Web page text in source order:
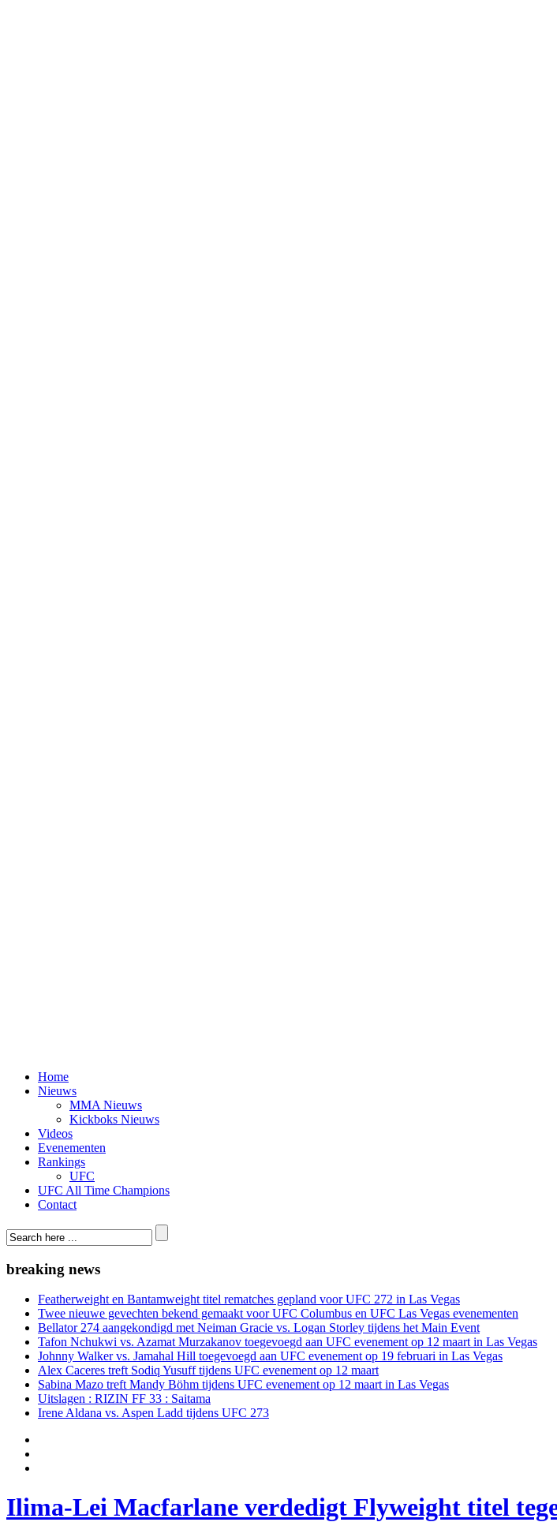
Home
Nieuws
MMA Nieuws
Kickboks Nieuws
Videos
Evenementen
Rankings
UFC
UFC All Time Champions
Contact
breaking news
Featherweight en Bantamweight titel rematches gepland voor UFC 272 in Las Vegas
Twee nieuwe gevechten bekend gemaakt voor UFC Columbus en UFC Las Vegas evenementen
Bellator 274 aangekondigd met Neiman Gracie vs. Logan Storley tijdens het Main Event
Tafon Nchukwi vs. Azamat Murzakanov toegevoegd aan UFC evenement op 12 maart in Las Vegas
Johnny Walker vs. Jamahal Hill toegevoegd aan UFC evenement op 19 februari in Las Vegas
Alex Caceres treft Sodiq Yusuff tijdens UFC evenement op 12 maart
Sabina Mazo treft Mandy Böhm tijdens UFC evenement op 12 maart in Las Vegas
Uitslagen : RIZIN FF 33 : Saitama
Irene Aldana vs. Aspen Ladd tijdens UFC 273
Ilima-Lei Macfarlane verdedigt Flyweight titel